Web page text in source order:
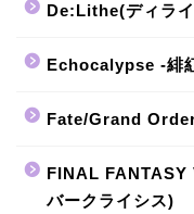
De:Lithe(ディラ
Echocalypse -緋
Fate/Grand
FINAL FANTASY
バークライシス)